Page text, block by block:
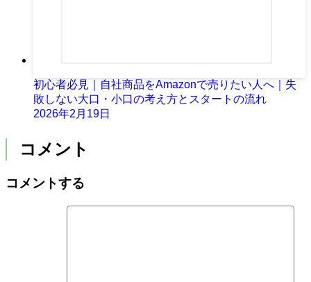
初心者必見｜自社商品をAmazonで売りたい人へ｜失
敗しない大口・小口の考え方とスタートの流れ
2026年2月19日
コメント
コメントする